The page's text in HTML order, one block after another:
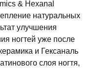
& Hexanal
натуральных
улучшения
ногтей уже после
и Гексаналь
слоя ногтя,